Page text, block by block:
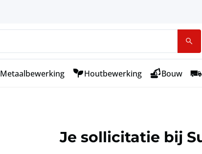
Metaalbewerking Houtbewerking Bouw
Je sollicitatie bij